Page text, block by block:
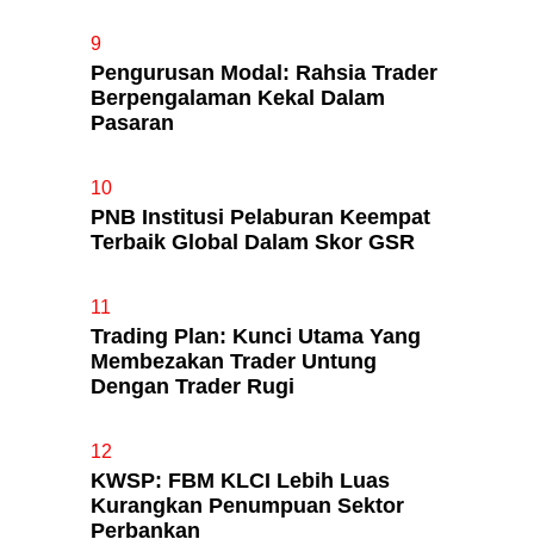
9
Pengurusan Modal: Rahsia Trader
Berpengalaman Kekal Dalam
Pasaran
10
PNB Institusi Pelaburan Keempat
Terbaik Global Dalam Skor GSR
11
Trading Plan: Kunci Utama Yang
Membezakan Trader Untung
Dengan Trader Rugi
12
KWSP: FBM KLCI Lebih Luas
Kurangkan Penumpuan Sektor
Perbankan